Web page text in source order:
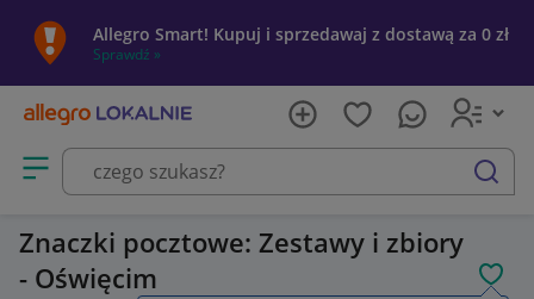
Allegro Smart! Kupuj i sprzedawaj z dostawą za 0 zł
Sprawdź »
Otwórz menu z kategoriami
szukaj
Znaczki pocztowe: Zestawy i zbiory
- Oświęcim